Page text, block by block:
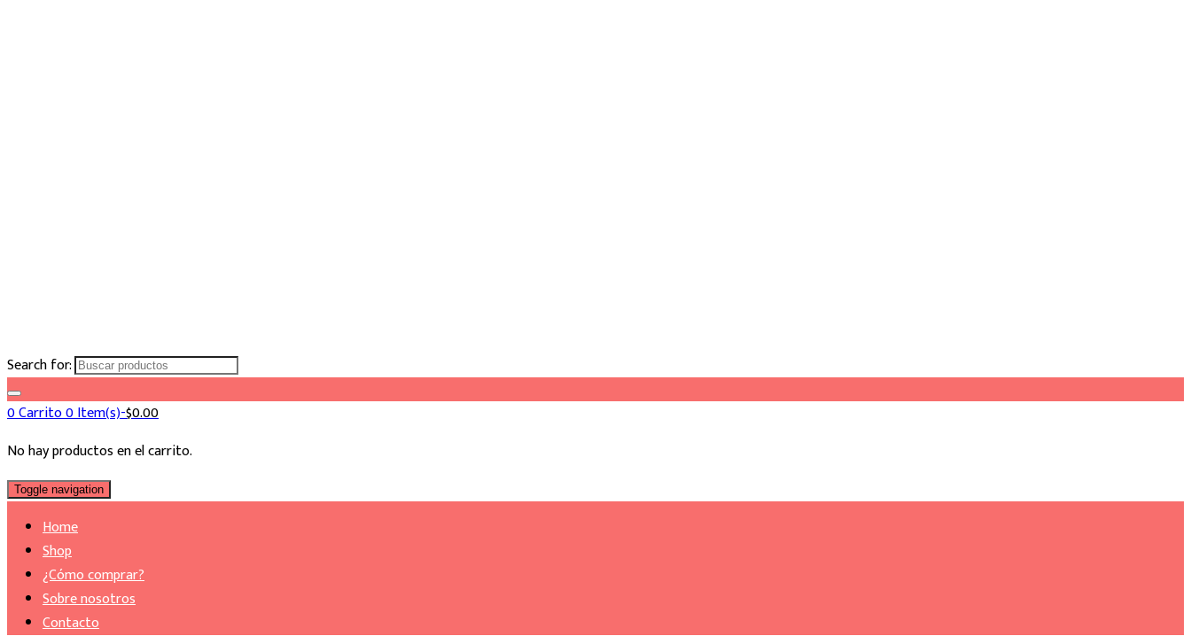
Search for:
0Carrito0 Item(s)-$0.00
No hay productos en el carrito.
Toggle navigation
Home
Shop
¿Cómo comprar?
Sobre nosotros
Contacto